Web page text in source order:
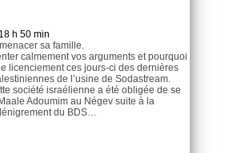
h 50 min
sa famille.
calmement vos arguments et pourquoi
licenciement ces jours-ci des dernières
de l’usine de Sodastream.
société israélienne a été obligée de se
Adoumim au Négev suite à la
du BDS…